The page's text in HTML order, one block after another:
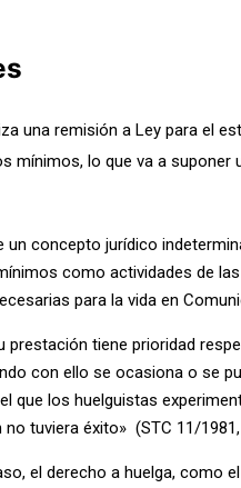
una remisión a Ley para el
mínimos, lo que va a suponer
un concepto jurídico
como actividades de
para la vida en
prestación tiene prioridad
con ello se ocasiona o se
que los huelguistas
no tuviera éxito» (STC 11/
el derecho a huelga, como